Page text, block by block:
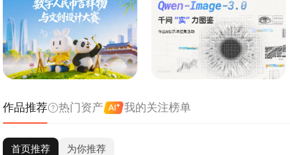
作品推荐 热门资产 我的关注榜单
首页推荐 为你推荐